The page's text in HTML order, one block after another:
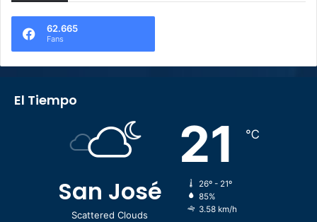
62.665
Fans
El Tiempo
San José
Scattered Clouds
21 ℃
26º - 21º
85%
3.58 km/h